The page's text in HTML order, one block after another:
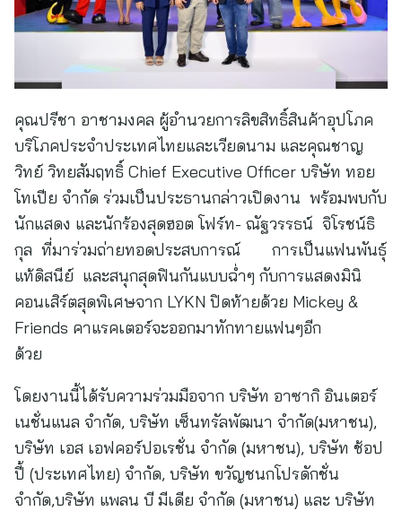
คุณปรีชา อาชามงคล ผู้อำนวยการลิขสิทธิ์สินค้าอุปโภค
บริโภคประจำประเทศไทยและเวียดนาม และคุณชาญ
วิทย์ วิทยสัมฤทธิ์ Chief Executive Officer บริษัท ทอย
โทเปีย จำกัด ร่วมเป็นประธานกล่าวเปิดงาน พร้อมพบกับ
นักแสดง และนักร้องสุดฮอต โฟร์ท- ณัฐวรรธน์ จิโรชน์ธิ
กุล ที่มาร่วมถ่ายทอดประสบการณ์ การเป็นแฟนพันธุ์
แท้ดิสนีย์ และสนุกสุดฟินกันแบบฉ่ำๆ กับการแสดงมินิ
คอนเสิร์ตสุดพิเศษจาก LYKN ปิดท้ายด้วย Mickey &
Friends คาแรคเตอร์จะออกมาทักทายแฟนๆอีก
ด้วย
โดยงานนี้ได้รับความร่วมมือจาก บริษัท อาซากิ อินเตอร์
เนชั่นแนล จำกัด, บริษัท เซ็นทรัลพัฒนา จำกัด(มหาชน),
บริษัท เอส เอฟคอร์ปอเรชั่น จำกัด (มหาชน), บริษัท ช้อป
ปี้ (ประเทศไทย) จำกัด, บริษัท ขวัญชนกโปรดักชั่น
จำกัด,บริษัท แพลน บี มีเดีย จำกัด (มหาชน) และ บริษัท